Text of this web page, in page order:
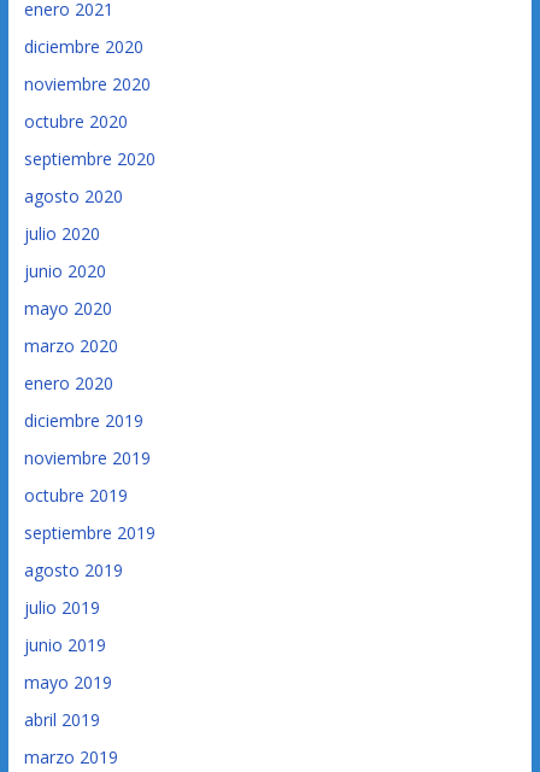
enero 2021
diciembre 2020
noviembre 2020
octubre 2020
septiembre 2020
agosto 2020
julio 2020
junio 2020
mayo 2020
marzo 2020
enero 2020
diciembre 2019
noviembre 2019
octubre 2019
septiembre 2019
agosto 2019
julio 2019
junio 2019
mayo 2019
abril 2019
marzo 2019